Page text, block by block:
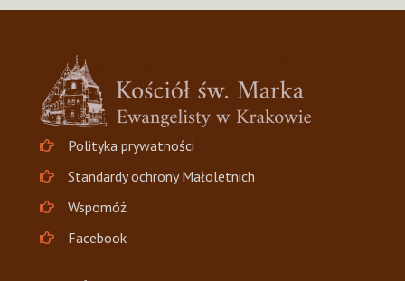
Polityka prywatności
Standardy ochrony Małoletnich
Wspomóż
Facebook